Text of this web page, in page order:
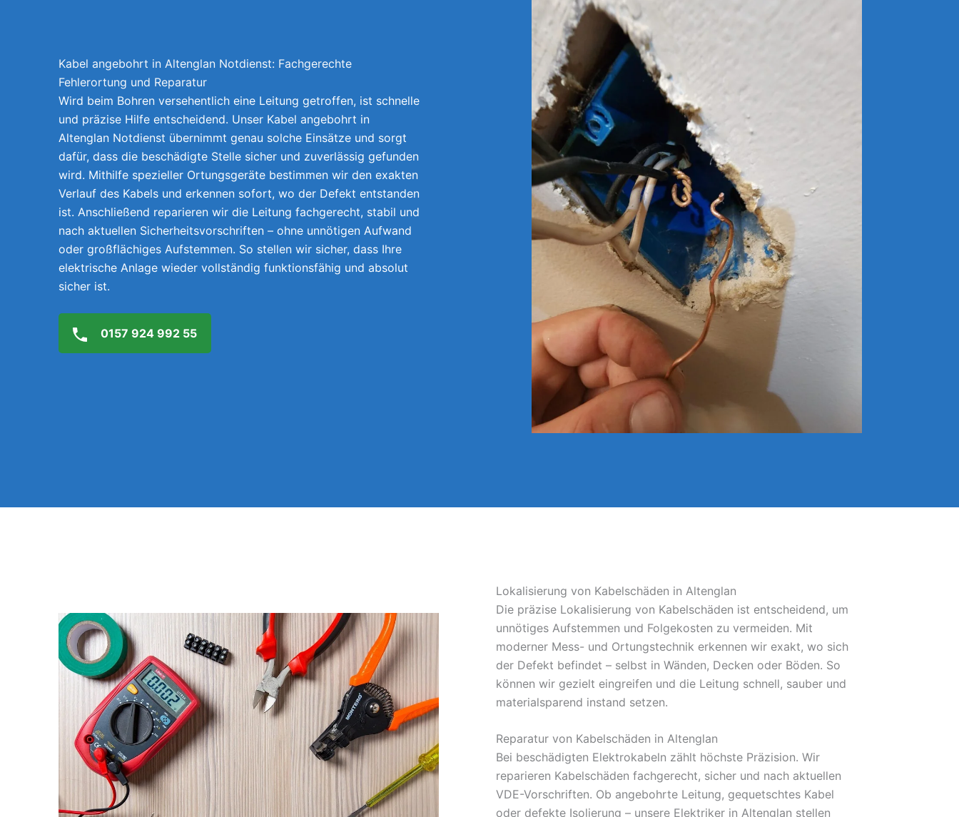
Kabel angebohrt in Altenglan Notdienst: Fachgerechte
Fehlerortung und Reparatur
Wird beim Bohren versehentlich eine Leitung getroffen, ist schnelle
und präzise Hilfe entscheidend. Unser Kabel angebohrt in
Altenglan Notdienst übernimmt genau solche Einsätze und sorgt
dafür, dass die beschädigte Stelle sicher und zuverlässig gefunden
wird. Mithilfe spezieller Ortungsgeräte bestimmen wir den exakten
Verlauf des Kabels und erkennen sofort, wo der Defekt entstanden
ist. Anschließend reparieren wir die Leitung fachgerecht, stabil und
nach aktuellen Sicherheitsvorschriften – ohne unnötigen Aufwand
oder großflächiges Aufstemmen. So stellen wir sicher, dass Ihre
elektrische Anlage wieder vollständig funktionsfähig und absolut
sicher ist.
0157 924 992 55
Lokalisierung von Kabelschäden in Altenglan
Die präzise Lokalisierung von Kabelschäden ist entscheidend, um
unnötiges Aufstemmen und Folgekosten zu vermeiden. Mit
moderner Mess- und Ortungstechnik erkennen wir exakt, wo sich
der Defekt befindet – selbst in Wänden, Decken oder Böden. So
können wir gezielt eingreifen und die Leitung schnell, sauber und
materialsparend instand setzen.
Reparatur von Kabelschäden in Altenglan
Bei beschädigten Elektrokabeln zählt höchste Präzision. Wir
reparieren Kabelschäden fachgerecht, sicher und nach aktuellen
VDE-Vorschriften. Ob angebohrte Leitung, gequetschtes Kabel
oder defekte Isolierung – unsere Elektriker in Altenglan stellen